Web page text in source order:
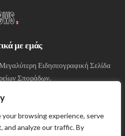
browsing experience, serve
and analyze our traffic. By
με εμάς
Ειδησεογραφική Σελίδα
Σποράδων.